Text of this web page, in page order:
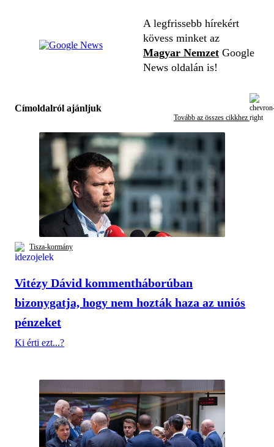
A legfrissebb hírekért
kövess minket az
Magyar Nemzet Google
News oldalán is!
Címoldalról ajánljuk
Tovább az összes cikkhez
Tisza-kormány
Vitézy Dávid kommentháborúban
bizonygatja, hogy nem hozták haza az uniós
pénzeket
Ki érti ezt...?